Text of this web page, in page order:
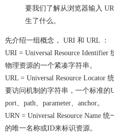
要我们了解从浏览器输入
生了什么。
先介绍一组概念， URI 和 URL ：
URI = Universal Resource
物理资源的一个紧凑字符串。
URL = Universal Resource Locator
要访问机制的字符串，一个标准的
port、path、parameter、anchor。
URN = Universal Resource Name
的唯一名称或ID来标识资源。